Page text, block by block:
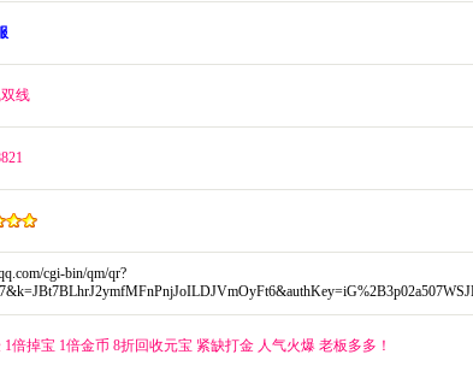
线
cgi-bin/qm/qr?
1倍掉宝 1倍金币 8折回收元宝 紧缺打金 人气火爆 老板多多！